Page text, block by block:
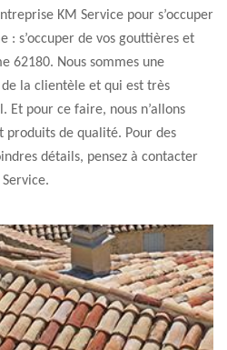
KM Service pour s’occuper
: s’occuper de vos gouttières et
62180. Nous sommes une
la clientèle et qui est très
Et pour ce faire, nous n’allons
de qualité. Pour des
détails, pensez à contacter